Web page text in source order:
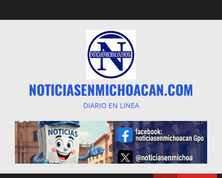
al
NOTICIASENMICHOACAN.COM
DIARIO EN LINEA